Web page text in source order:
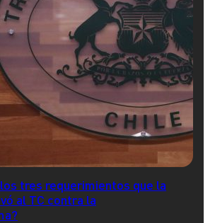
tres requerimientos que la
al TC contra la